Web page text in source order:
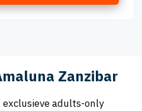
Zanzibar
exclusieve adults-only